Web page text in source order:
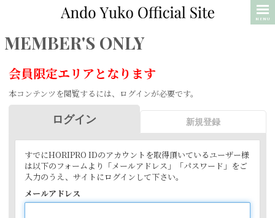
MENU
MEMBER'S ONLY
会員限定エリアとなります
本コンテンツを閲覧するには、ログインが必要です。
ログイン 新規登録
すでにHORIPRO IDのアカウントを取得頂いているユーザー様
は以下のフォームより「メールアドレス」「パスワード」をご
入力のうえ、サイトにログインして下さい。
メールアドレス